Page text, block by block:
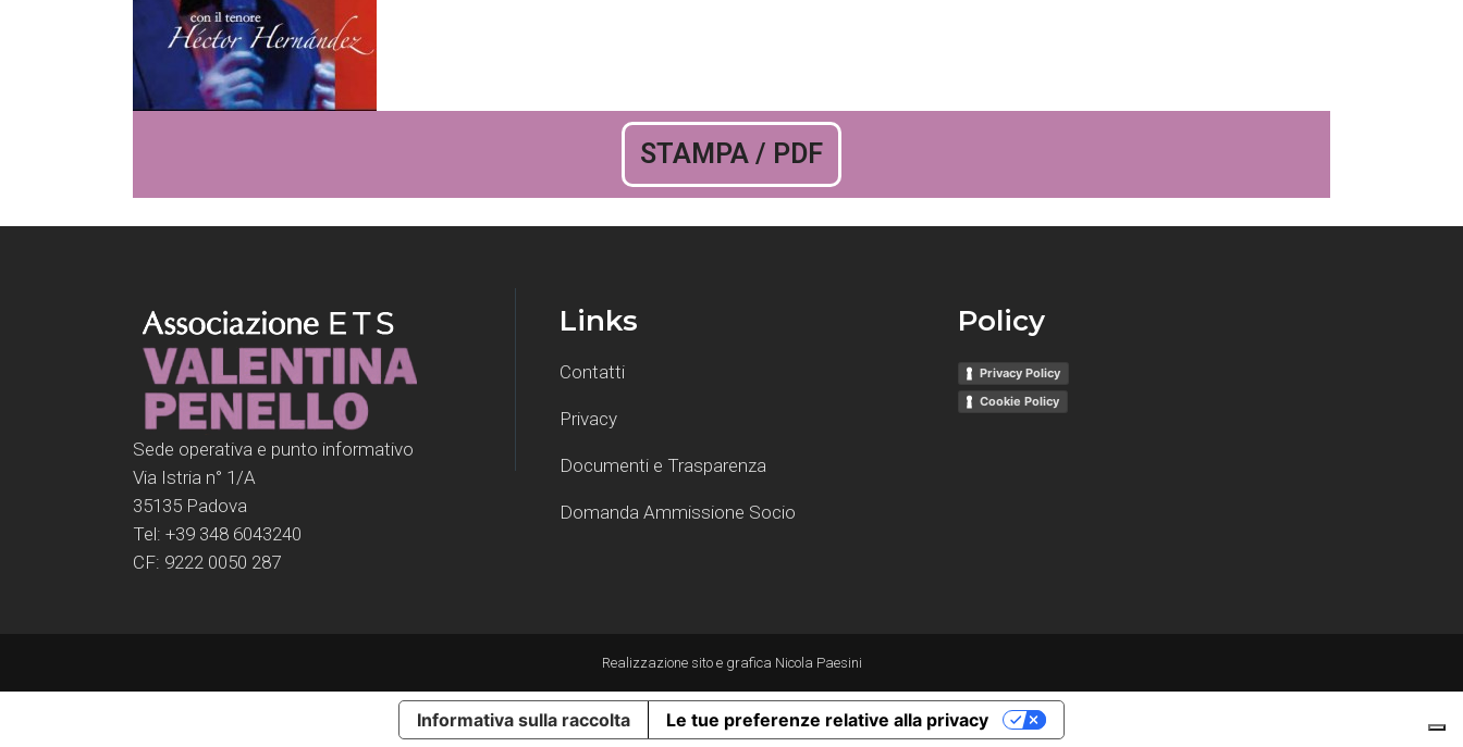
STAMPA / PDF
Sede operativa e punto informativo
Via Istria n° 1/A
35135 Padova
Tel: +39 348 6043240
CF: 9222 0050 287
Links
Contatti
Privacy
Documenti e Trasparenza
Domanda Ammissione Socio
Policy
Privacy Policy
Cookie Policy
Realizzazione sito e grafica Nicola Paesini
Informativa sulla raccolta Le tue preferenze relative alla privacy